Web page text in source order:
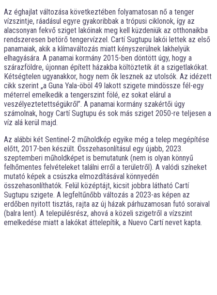
Az éghajlat változása következtében folyamatosan nő a tenger
vízszintje, ráadásul egyre gyakoribbak a trópusi ciklonok, így az
alacsonyan fekvő sziget lakóinak meg kell küzdeniük az otthonaikba
rendszeresen betörő tengervízzel. Cartí Sugtupu lakói lettek az első
panamaiak, akik a klímaváltozás miatt kényszerülnek lakhelyük
elhagyására. A panamai kormány 2015-ben döntött úgy, hogy a
szárazföldre, újonnan épített házakba költöztetik át a szigetlakókat.
Kétségtelen ugyanakkor, hogy nem ők lesznek az utolsók. Az idézett
cikk szerint „a Guna Yala-öböl 49 lakott szigete mindössze fél-egy
méterrel emelkedik a tengerszint fölé, ez sokat elárul a
veszélyeztetettségükről”. A panamai kormány szakértői úgy
számolnak, hogy Cartí Sugtupu és sok más sziget 2050-re teljesen a
víz alá kerül majd.
Az alábbi két Sentinel-2 műholdkép egyike még a telep megépítése
előtt, 2017-ben készült. Összehasonlításul egy újabb, 2023.
szeptemberi műholdképet is bemutatunk (nem is olyan könnyű
felhőmentes felvételeket találni erről a területről). A valódi színeket
mutató képek a csúszka elmozdításával könnyedén
összehasonlíthatók. Felül középtájt, kicsit jobbra látható Cartí
Sugtupu szigete. A legfeltűnőbb változás a 2023-as képen az
erdőben nyitott tisztás, rajta az új házak párhuzamosan futó soraival
(balra lent). A településrész, ahová a közeli szigetről a vízszint
emelkedése miatt a lakókat áttelepítik, a Nuevo Cartí nevet kapta.